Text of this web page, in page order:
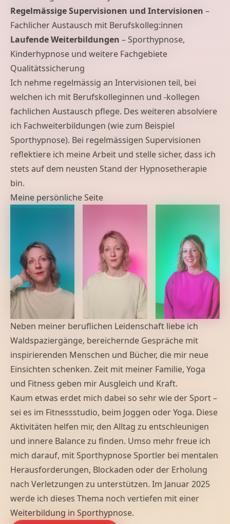
Regelmässige Supervisionen und Intervisionen –
Fachlicher Austausch mit Berufskolleg:innen
Laufende Weiterbildungen – Sporthypnose,
Kinderhypnose und weitere Fachgebiete
Qualitätssicherung
Ich nehme regelmässig an Intervisionen teil, bei
welchen ich mit Berufskolleginnen und -kollegen
fachlichen Austausch pflege. Des weiteren absolviere
ich Fachweiterbildungen (wie zum Beispiel
Sporthypnose). Bei regelmässigen Supervisionen
reflektiere ich meine Arbeit und stelle sicher, dass ich
stets auf dem neusten Stand der Hypnosetherapie
bin.
Meine persönliche Seite
Neben meiner beruflichen Leidenschaft liebe ich
Waldspaziergänge, bereichernde Gespräche mit
inspirierenden Menschen und Bücher, die mir neue
Einsichten schenken. Zeit mit meiner Familie, Yoga
und Fitness geben mir Ausgleich und Kraft.
Kaum etwas erdet mich dabei so sehr wie der Sport –
sei es im Fitnessstudio, beim Joggen oder Yoga. Diese
Aktivitäten helfen mir, den Alltag zu entschleunigen
und innere Balance zu finden. Umso mehr freue ich
mich darauf, mitSporthypnoseSportler bei mentalen
Herausforderungen, Blockaden oder der Erholung
nach Verletzungen zu unterstützen. Im Januar 2025
werde ich dieses Thema noch vertiefen mit einer
Weiterbildung in Sporthypnose.